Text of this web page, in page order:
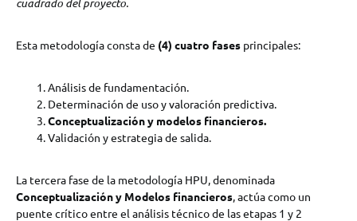
Esta metodología consta de (4) cuatro fases principales:
Análisis de fundamentación.
Determinación de uso y valoración predictiva.
Conceptualización y modelos financieros.
Validación y estrategia de salida.
La tercera fase de la metodología HPU, denominada
Conceptualización y Modelos financieros, actúa como un
puente crítico entre el análisis técnico de las etapas 1 y 2